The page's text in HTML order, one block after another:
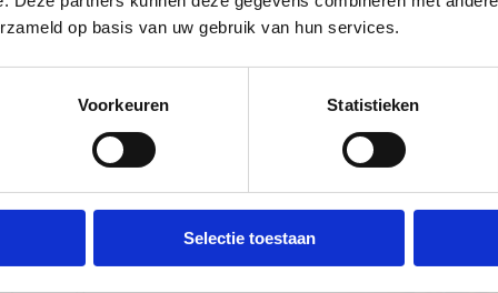
op basis van uw gebruik van hun services.
Voorkeuren Statistieken
Selectie toestaan
Dranken sinds